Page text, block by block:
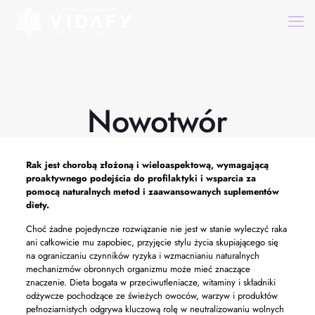
Nowotwór
Rak jest chorobą złożoną i wieloaspektową, wymagającą
proaktywnego podejścia do profilaktyki i wsparcia za
pomocą naturalnych metod i zaawansowanych suplementów
diety.
Choć żadne pojedyncze rozwiązanie nie jest w stanie wyleczyć raka
ani całkowicie mu zapobiec, przyjęcie stylu życia skupiającego się
na ograniczaniu czynników ryzyka i wzmacnianiu naturalnych
mechanizmów obronnych organizmu może mieć znaczące
znaczenie. Dieta bogata w przeciwutleniacze, witaminy i składniki
odżywcze pochodzące ze świeżych owoców, warzyw i produktów
pełnoziarnistych odgrywa kluczową rolę w neutralizowaniu wolnych